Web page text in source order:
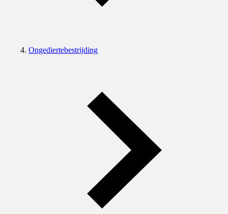
Ongediertebestrijding